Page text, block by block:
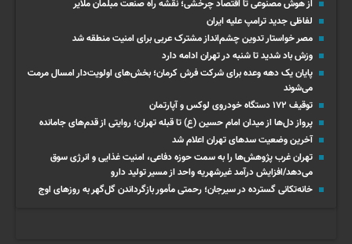
از هوش مصنوعی تا اقتصاد چرخشی؛ نقشه راه صنعت مبلمان ملایر
لفاظی جدید ترامپ علیه ایران
مصر خواستار تدوین چشم‌انداز مشترک عربی برای امنیت منطقه شد
وزش باد شدید تا شنبه در تهران ادامه دارد
پایان یک دهه وعده برای شرکت فرش کرمان؛ بخش‌های اولویت‌دار امسال مرمت
می‌شوند
توقیف ۱۷۲ دستگاه خودروی لوکس و آپارتمان
پرواز دل‌ها از میدان امام حسین (ع) تا قبله تهران؛ روایتی از قدم‌های جامانده
آخرین وضعیت سدهای تهران اعلام شد
تهران غرب پژوهش‌ها را به سمت حوزه دفاعی، امنیت غذایی و انرژی سوق
می‌دهد/افزایش درآمد غیرشهریه واحد از مسیر تولید دارو
خانه‌تکانی گسترده در سیرجان؛ رحمتی مأمور بازگرداندن گل‌گهر به روزهای اوج